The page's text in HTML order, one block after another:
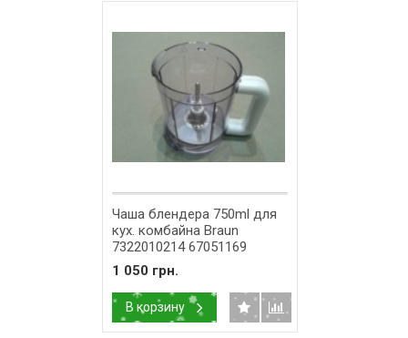
Чаша блендера 750ml для
кух. комбайна Braun
7322010214 67051169
1 050 грн.
В корзину